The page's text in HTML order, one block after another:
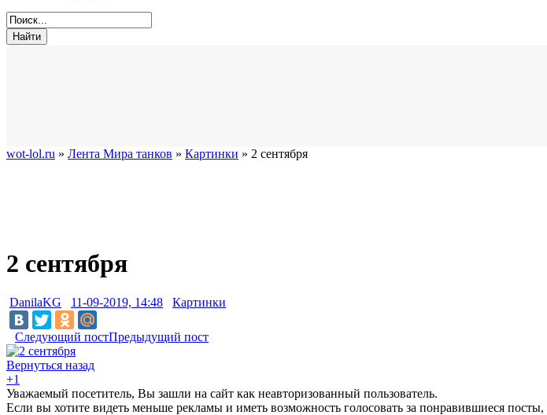
wot-lol.ru » Лента Мира танков » Картинки » 2 сентября
2 сентября
DanilaKG 11-09-2019, 14:48 Картинки
Следующий постПредыдущий пост
Вернуться назад
+1
Уважаемый посетитель, Вы зашли на сайт как неавторизованный пользователь.
Если вы хотите видеть меньше рекламы и иметь возможность голосовать за понравившиеся